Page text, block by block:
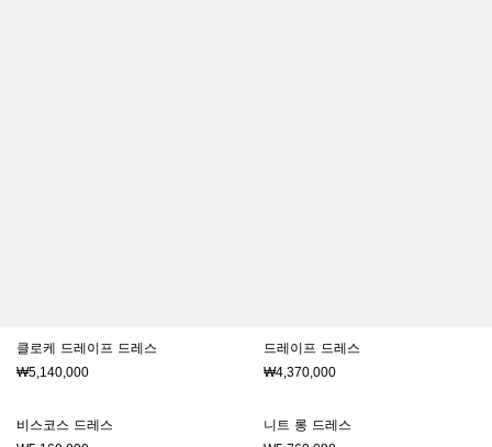
클로케 드레이프 드레스
₩5,140,000
드레이프 드레스
₩4,370,000
비스코스 드레스 니트 롱 드레스